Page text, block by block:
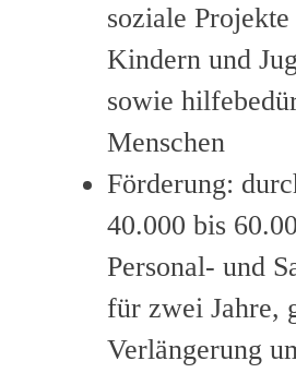
soziale
Kindern und
sowie
Menschen
Förderung:
40.000 bis
Personal- und
für zwei Jahre,
Verlängerung